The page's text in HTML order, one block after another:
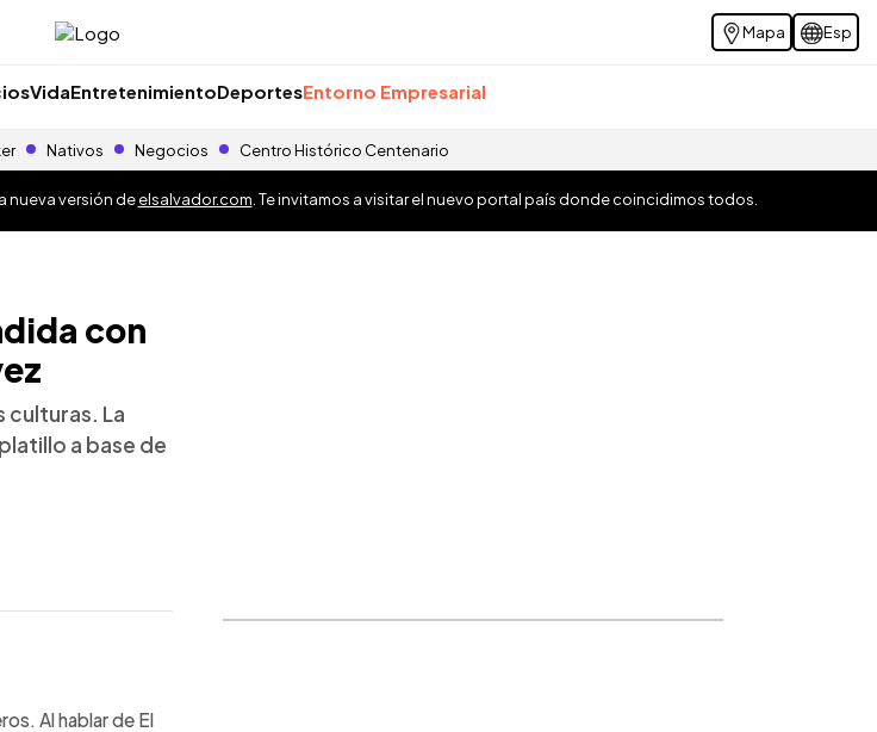
Mapa Esp
VidaEntretenimientoDeportesEntorno Empresarial
Nativos Negocios Centro Histórico Centenario
nueva versión deelsalvador.com . Te invitamos a visitar el nuevo portal país donde coincidimos todos.
con
culturas. La
a base de
Al hablar de El